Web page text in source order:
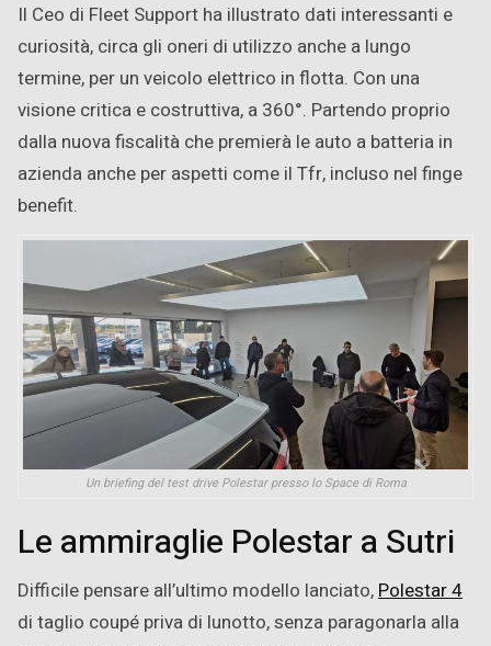
Il Ceo di Fleet Support ha illustrato dati interessanti e
curiosità, circa gli oneri di utilizzo anche a lungo
termine, per un veicolo elettrico in flotta. Con una
visione critica e costruttiva, a 360°. Partendo proprio
dalla nuova fiscalità che premierà le auto a batteria in
azienda anche per aspetti come il Tfr, incluso nel finge
benefit.
Un briefing del test drive Polestar presso lo Space di Roma
Le ammiraglie Polestar a Sutri
Difficile pensare all’ultimo modello lanciato, Polestar 4
di taglio coupé priva di lunotto, senza paragonarla alla